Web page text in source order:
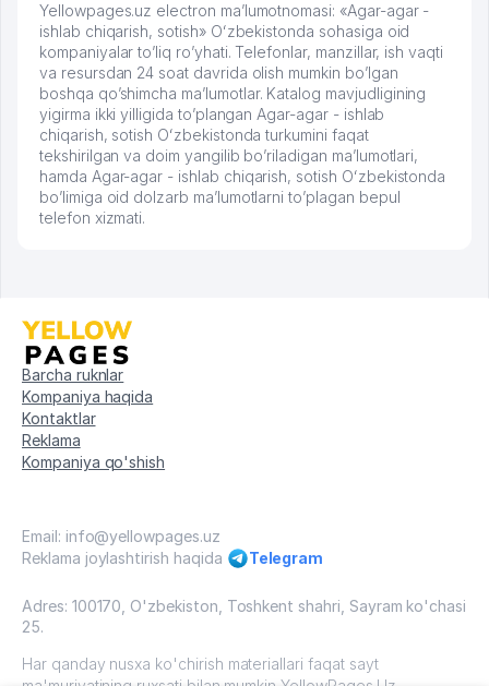
Yellowpages.uz electron ma’lumotnomasi: «Agar-agar -
ishlab chiqarish, sotish» Oʻzbekistonda sohasiga oid
kompaniyalar to’liq ro’yhati. Telefonlar, manzillar, ish vaqti
va resursdan 24 soat davrida olish mumkin bo’lgan
boshqa qo’shimcha ma’lumotlar. Katalog mavjudligining
yigirma ikki yilligida to’plangan Agar-agar - ishlab
chiqarish, sotish Oʻzbekistonda turkumini faqat
tekshirilgan va doim yangilib bo’riladigan ma’lumotlari,
hamda Agar-agar - ishlab chiqarish, sotish Oʻzbekistonda
bo’limiga oid dolzarb ma’lumotlarni to’plagan bepul
telefon xizmati.
Barcha ruknlar
Kompaniya haqida
Kontaktlar
Reklama
Kompaniya qo'shish
Email: info@yellowpages.uz
Reklama joylashtirish haqida
Telegram
Adres: 100170, O'zbekiston, Toshkent shahri, Sayram ko'chasi
25.
Har qanday nusxa ko'chirish materiallari faqat sayt